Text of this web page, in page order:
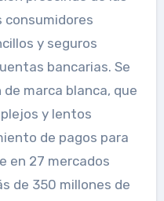
y seguros
bancarias. Se
marca blanca, que
y lentos
de pagos para
en 27 mercados
de 350 millones de